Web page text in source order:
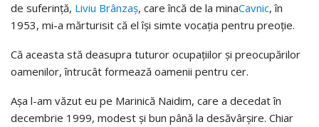
de suferință, Liviu Brânzaș, care încă de la minaCavnic, în
1953, mi-a mărturisit că el își simte vocația pentru preoție.
Că aceasta stă deasupra tuturor ocupațiilor și preocupărilor
oamenilor, întrucât formează oamenii pentru cer.
Așa l-am văzut eu pe Marinică Naidim, care a decedat în
decembrie 1999, modest și bun până la desăvârșire. Chiar